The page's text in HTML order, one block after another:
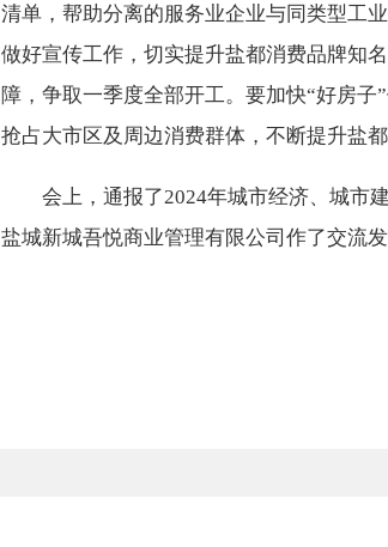
清单，帮助分离的服务业企业与同类型工
做好宣传工作，切实提升盐都消费品牌知
障，争取一季度全部开工。要加快“好房
抢占大市区及周边消费群体，不断提升盐
会上，通报了2024年城市经济、城市
盐城新城吾悦商业管理有限公司作了交流发